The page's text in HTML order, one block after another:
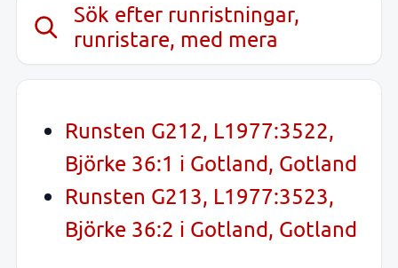
Sök efter runristningar,
runristare, med mera
Runsten G212, L1977:3522,
Björke 36:1 i Gotland, Gotland
Runsten G213, L1977:3523,
Björke 36:2 i Gotland, Gotland